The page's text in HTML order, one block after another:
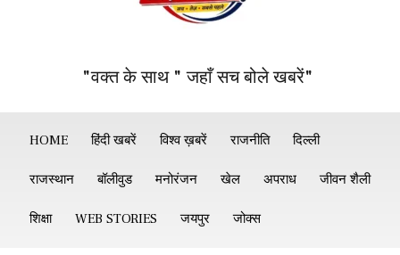
"वक्त के साथ " जहाँ सच बोले खबरें"
HOME हिंदी खबरें विश्व ख़बरें राजनीति दिल्ली
राजस्थान बॉलीवुड मनोरंजन खेल अपराध जीवन शैली
शिक्षा WEB STORIES जयपुर जोक्स